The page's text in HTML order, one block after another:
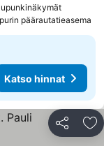
Katso
päärautatieasema
Katso hinnat
Jaa